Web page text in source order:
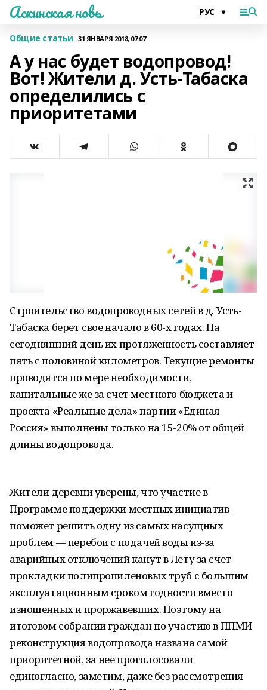
Аскинская новь
Общие статьи 31 ЯНВАРЯ 2018, 07:07
А у нас будет водопровод!
Вот! Жители д. Усть-Табаска
определились с
приоритетами
Строительство водопроводных сетей в д. Усть-
Табаска берет свое начало в 60-х годах. На
сегодняшний день их протяженность составляет
пять с половиной километров. Текущие ремонты
проводятся по мере необходимости,
капитальные же за счет местного бюджета и
проекта «Реальные дела» партии «Единая
Россия» выполнены только на 15-20% от общей
длины водопровода.
Жители деревни уверены, что участие в
Программе поддержки местных инициатив
поможет решить одну из самых насущных
проблем — перебои с подачей воды из-за
аварийных отключений канут в Лету за счет
прокладки полипропиленовых труб с большим
эксплуатационным сроком годности вместо
изношенных и проржавевших. Поэтому на
итоговом собрании граждан по участию в ППМИ
реконструкция водопровода названа самой
приоритетной, за нее проголосовали
единогласно, заметим, даже без рассмотрения